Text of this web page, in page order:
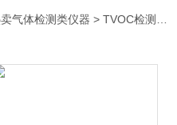
气体检测类仪器 >TVOC检测仪